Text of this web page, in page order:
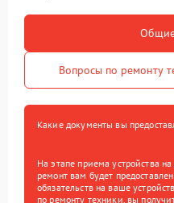
Вопросы по ремонту
Какие документы вы
На этапе приема устройства
ремонт вам будет
обязательств на ваше
по ремонту техники, вы